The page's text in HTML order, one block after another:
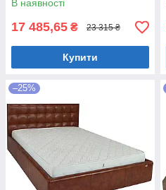
Білий
В наявності
17 485,65 ₴ 23 315 ₴
Купити
–25%